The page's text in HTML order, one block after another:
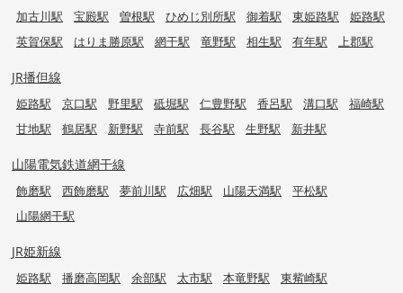
加古川駅
宝殿駅 曽根駅 ひめじ別所駅 御着駅 東姫路駅
姫路駅
英賀保駅
はりま勝原駅 網干駅 竜野駅 相生駅 有年駅 上郡駅
JR播但線
姫路駅 京口駅 野里駅 砥堀駅 仁豊野駅 香呂駅 溝口駅
福崎駅
甘地駅
鶴居駅 新野駅 寺前駅 長谷駅 生野駅 新井駅
山陽電気鉄道網干線
飾磨駅 西飾磨駅 夢前川駅 広畑駅 山陽天満駅
平松駅
山陽網干駅
JR姫新線
姫路駅 播磨高岡駅 余部駅 太市駅 本竜野駅
東觜崎駅